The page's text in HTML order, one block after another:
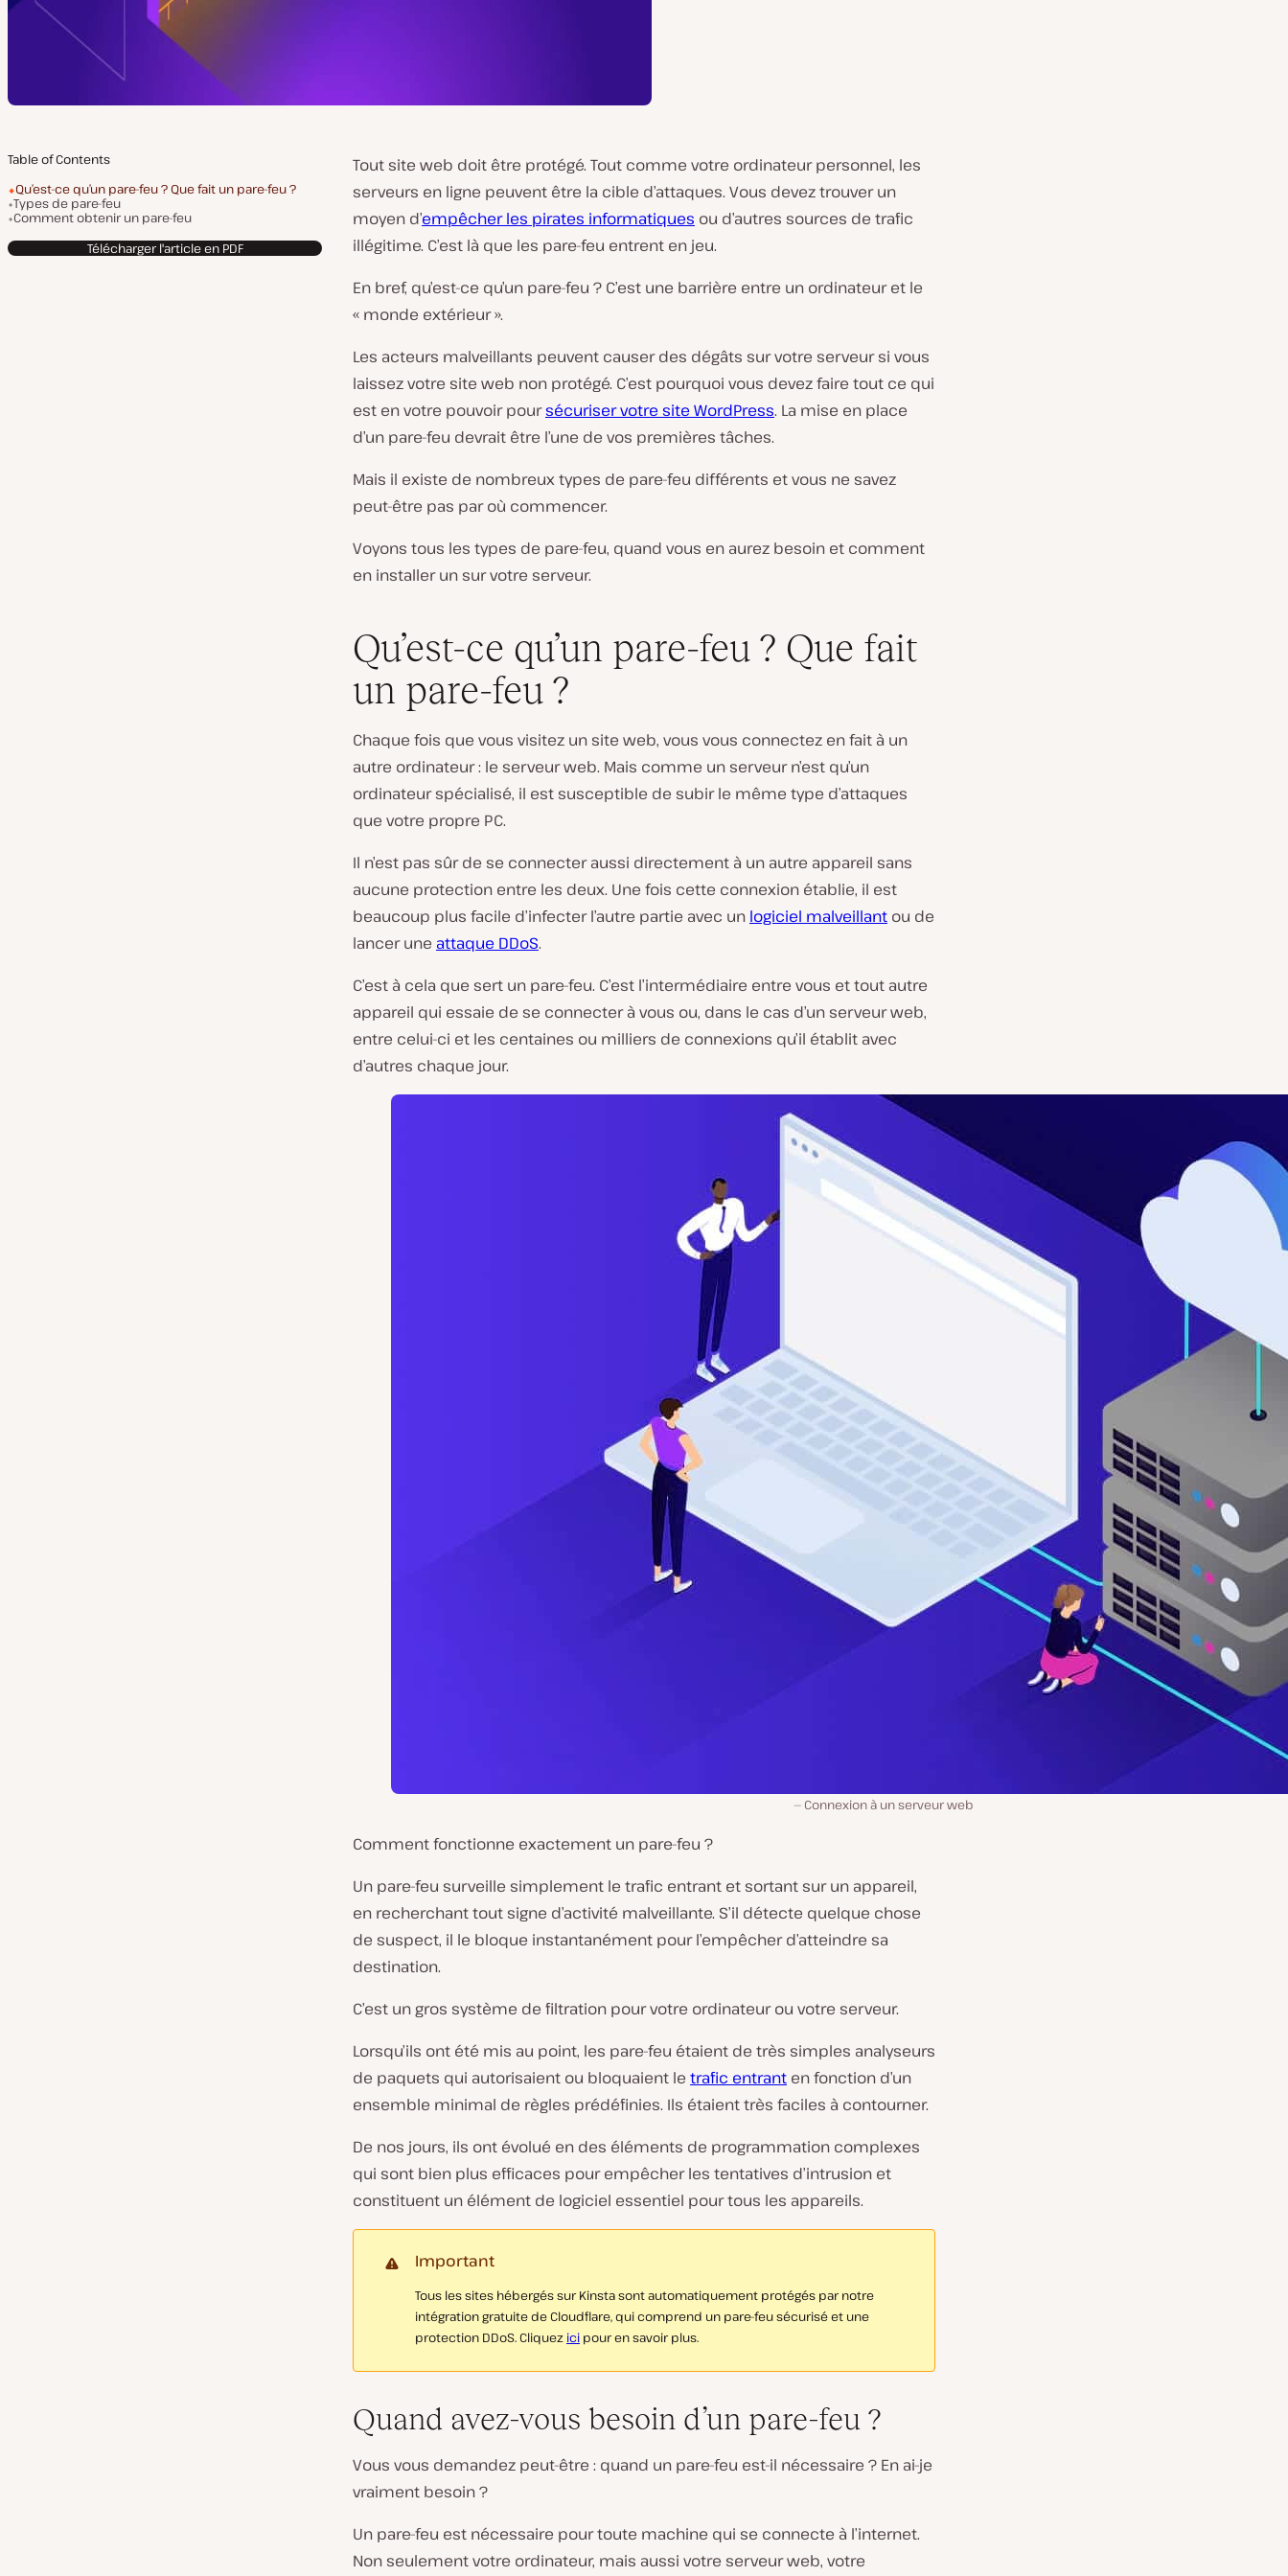
Table of Contents
Qu’est-ce qu’un pare-feu ? Que fait un pare-feu ?
Types de pare-feu
Comment obtenir un pare-feu
Télécharger l'article en PDF
Tout site web doit être protégé. Tout comme votre ordinateur personnel, les
serveurs en ligne peuvent être la cible d’attaques. Vous devez trouver un
moyen d’empêcher les pirates informatiques ou d’autres sources de trafic
illégitime. C’est là que les pare-feu entrent en jeu.
En bref, qu’est-ce qu’un pare-feu ? C’est une barrière entre un ordinateur et le
« monde extérieur ».
Les acteurs malveillants peuvent causer des dégâts sur votre serveur si vous
laissez votre site web non protégé. C’est pourquoi vous devez faire tout ce qui
est en votre pouvoir poursécuriser votre site WordPress. La mise en place
d’un pare-feu devrait être l’une de vos premières tâches.
Mais il existe de nombreux types de pare-feu différents et vous ne savez
peut-être pas par où commencer.
Voyons tous les types de pare-feu, quand vous en aurez besoin et comment
en installer un sur votre serveur.
Qu’est-ce qu’un pare-feu ? Que fait
un pare-feu ?
Chaque fois que vous visitez un site web, vous vous connectez en fait à un
autre ordinateur : le serveur web. Mais comme un serveur n’est qu’un
ordinateur spécialisé, il est susceptible de subir le même type d’attaques
que votre propre PC.
Il n’est pas sûr de se connecter aussi directement à un autre appareil sans
aucune protection entre les deux. Une fois cette connexion établie, il est
beaucoup plus facile d’infecter l’autre partie avec un logiciel malveillant ou de
lancer une attaque DDoS.
C’est à cela que sert un pare-feu. C’est l’intermédiaire entre vous et tout autre
appareil qui essaie de se connecter à vous ou, dans le cas d’un serveur web,
entre celui-ci et les centaines ou milliers de connexions qu’il établit avec
d’autres chaque jour.
Connexion à un serveur web
Comment fonctionne exactement un pare-feu ?
Un pare-feu surveille simplement le trafic entrant et sortant sur un appareil,
en recherchant tout signe d’activité malveillante. S’il détecte quelque chose
de suspect, il le bloque instantanément pour l’empêcher d’atteindre sa
destination.
C’est un gros système de filtration pour votre ordinateur ou votre serveur.
Lorsqu’ils ont été mis au point, les pare-feu étaient de très simples analyseurs
de paquets qui autorisaient ou bloquaient le trafic entrant en fonction d’un
ensemble minimal de règles prédéfinies. Ils étaient très faciles à contourner.
De nos jours, ils ont évolué en des éléments de programmation complexes
qui sont bien plus efficaces pour empêcher les tentatives d’intrusion et
constituent un élément de logiciel essentiel pour tous les appareils.
Important
Tous les sites hébergés sur Kinsta sont automatiquement protégés par notre
intégration gratuite de Cloudflare, qui comprend un pare-feu sécurisé et une
protection DDoS. Cliquez ici pour en savoir plus.
Quand avez-vous besoin d’un pare-feu ?
Vous vous demandez peut-être : quand un pare-feu est-il nécessaire ? En ai-je
vraiment besoin ?
Un pare-feu est nécessaire pour toute machine qui se connecte à l’internet.
Non seulement votre ordinateur, mais aussi votre serveur web, votre